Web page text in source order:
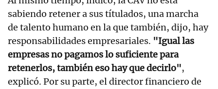
sabiendo retener a sus títulados, una marcha
de talento humano en la que también, dijo, hay
responsabilidades empresariales. "Igual las
empresas no pagamos lo suficiente para
retenerlos, también eso hay que decirlo",
explicó. Por su parte, el director financiero de